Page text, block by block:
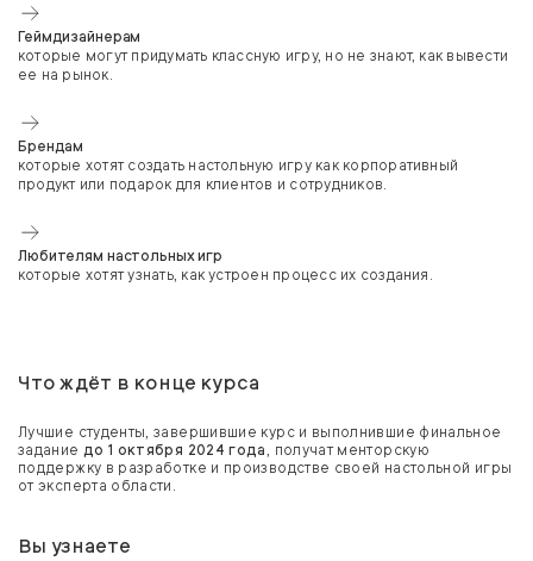
Геймдизайнерам
которые могут придумать классную игру, но не знают, как вывести
ее на рынок.
Брендам
которые хотят создать настольную игру как корпоративный
продукт или подарок для клиентов и сотрудников.
Любителям настольных игр
которые хотят узнать, как устроен процесс их создания.
Что ждёт в конце курса
Лучшие студенты, завершившие курс и выполнившие финальное
задание до 1 октября 2024 года, получат менторскую
поддержку в разработке и производстве своей настольной игры
от эксперта области.
Вы узнаете